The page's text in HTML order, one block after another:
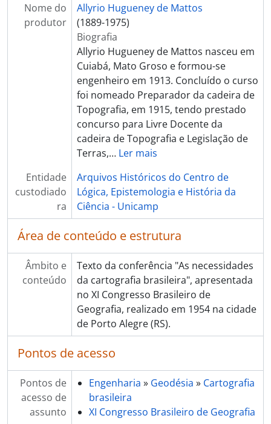
Nome do
produtor
Allyrio Hugueney de Mattos
(1889-1975)
Biografia
Allyrio Hugueney de Mattos nasceu em
Cuiabá, Mato Groso e formou-se
engenheiro em 1913. Concluído o curso
foi nomeado Preparador da cadeira de
Topografia, em 1915, tendo prestado
concurso para Livre Docente da
cadeira de Topografia e Legislação de
Terras,… Ler mais
Entidade
custodiado
ra
Arquivos Históricos do Centro de
Lógica, Epistemologia e História da
Ciência - Unicamp
Área de conteúdo e estrutura
Âmbito e
conteúdo
Texto da conferência "As necessidades
da cartografia brasileira", apresentada
no XI Congresso Brasileiro de
Geografia, realizado em 1954 na cidade
de Porto Alegre (RS).
Pontos de acesso
Pontos de
acesso de
assunto
Engenharia » Geodésia » Cartografia
brasileira
XI Congresso Brasileiro de Geografia